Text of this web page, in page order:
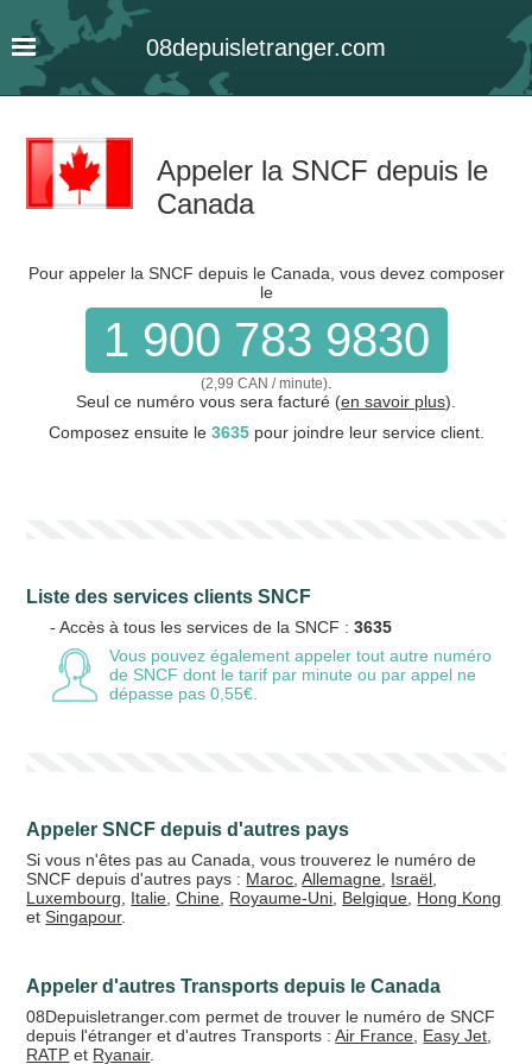
08depuisletranger.com
Appeler la SNCF depuis le
Canada
Pour appeler la SNCF depuis le Canada, vous devez composer
le
1 900 783 9830
(2,99 CAN / minute).
Seul ce numéro vous sera facturé (en savoir plus).
Composez ensuite le 3635pour joindre leur service client.
Liste des services clients SNCF
- Accès à tous les services de la SNCF :3635
Vous pouvez également appeler tout autre numéro
de SNCF dont le tarif par minute ou par appel ne
dépasse pas 0,55€.
Appeler SNCF depuis d'autres pays
Si vous n'êtes pas au Canada, vous trouverez le numéro de
SNCF depuis d'autres pays : Maroc ,Allemagne Israël
Luxembourg
Italie ,Chine Royaume-Uni Belgique Hong Kong
etSingapour.
Appeler d'autres Transports depuis le Canada
08Depuisletranger.com permet de trouver le numéro de SNCF
depuis l'étranger et d'autres Transports :Air France Easy Jet
RATP et Ryanair.